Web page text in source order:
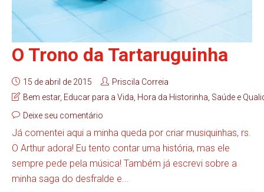
O Trono da Tartaruguinha
15 de abril de 2015
Priscila Correia
Bem estar, Educar para a Vida Hora da Historinha Saúde e
Deixe seu comentário
Já comentei aqui a minha queda por criar musiquinhas, rs.
O Arthur adora! Eu tento contar uma história, mas ele
sempre pede pela música! Também já escrevi sobre a
minha saga do desfralde e...